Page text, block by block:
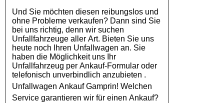
Und Sie möchten diesen reibungslos und
ohne Probleme verkaufen? Dann sind Sie
bei uns richtig, denn wir suchen
Unfallfahrzeuge aller Art. Bieten Sie uns
heute noch Ihren Unfallwagen an. Sie
haben die Möglichkeit uns Ihr
Unfallfahrzeug per Ankauf-Formular oder
telefonisch unverbindlich anzubieten .
Unfallwagen Ankauf Gamprin! Welchen
Service garantieren wir für einen Ankauf?